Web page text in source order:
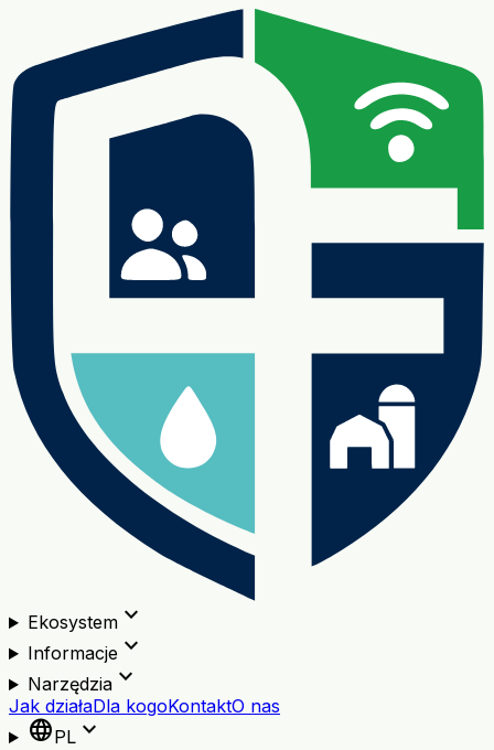
Ekosystemexpand_more
Informacjeexpand_more
Narzędziaexpand_more
Jak działaDla kogoKontaktO nas
languagePL expand_more